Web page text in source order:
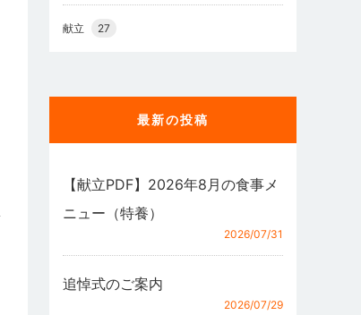
献立 27
最新の投稿
【献立PDF】2026年8月の食事メ
ニュー（特養）
2026/07/31
追悼式のご案内
2026/07/29